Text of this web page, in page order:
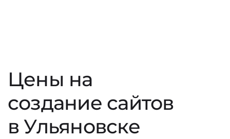
Цены на
создание сайтов
в Ульяновске